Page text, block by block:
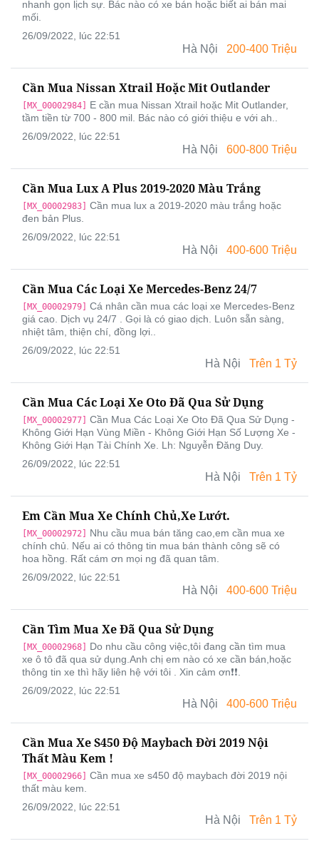
nhanh gọn lịch sự. Bác nào có xe bán hoặc biết ai bán mai
mối.
26/09/2022, lúc 22:51
Hà Nội 200-400 Triệu
Cần Mua Nissan Xtrail Hoặc Mit Outlander
[MX_00002984] E cần mua Nissan Xtrail hoặc Mit Outlander,
tầm tiền từ 700 - 800 mil. Bác nào có giới thiệu e với ah..
26/09/2022, lúc 22:51
Hà Nội 600-800 Triệu
Cần Mua Lux A Plus 2019-2020 Màu Trắng
[MX_00002983] Cần mua lux a 2019-2020 màu trắng hoặc
đen bản Plus.
26/09/2022, lúc 22:51
Hà Nội 400-600 Triệu
Cần Mua Các Loại Xe Mercedes-Benz 24/7
[MX_00002979] Cá nhân cần mua các loại xe Mercedes-Benz
giá cao. Dịch vụ 24/7 . Gọi là có giao dịch. Luôn sẵn sàng,
nhiệt tâm, thiện chí, đồng lợi..
26/09/2022, lúc 22:51
Hà Nội Trên 1 Tỷ
Cần Mua Các Loại Xe Oto Đã Qua Sử Dụng
[MX_00002977] Cần Mua Các Loại Xe Oto Đã Qua Sử Dụng -
Không Giới Hạn Vùng Miền - Không Giới Hạn Số Lượng Xe -
Không Giới Hạn Tài Chính Xe. Lh: Nguyễn Đăng Duy.
26/09/2022, lúc 22:51
Hà Nội Trên 1 Tỷ
Em Cần Mua Xe Chính Chủ,xe Lướt.
[MX_00002972] Nhu cầu mua bán tăng cao,em cần mua xe
chính chủ. Nếu ai có thông tin mua bán thành công sẽ có
hoa hồng. Rất cám ơn mọi ng đã quan tâm.
26/09/2022, lúc 22:51
Hà Nội 400-600 Triệu
Cần Tìm Mua Xe Đã Qua Sử Dụng
[MX_00002968] Do nhu cầu công việc,tôi đang cần tìm mua
xe ô tô đã qua sử dụng.Anh chị em nào có xe cần bán,hoặc
thông tin xe thì hãy liên hệ với tôi . Xin cảm ơn❗️❗️.
26/09/2022, lúc 22:51
Hà Nội 400-600 Triệu
Cần Mua Xe S450 Độ Maybach Đời 2019 Nội
Thất Màu Kem !
[MX_00002966] Cần mua xe s450 độ maybach đời 2019 nội
thất màu kem.
26/09/2022, lúc 22:51
Hà Nội Trên 1 Tỷ